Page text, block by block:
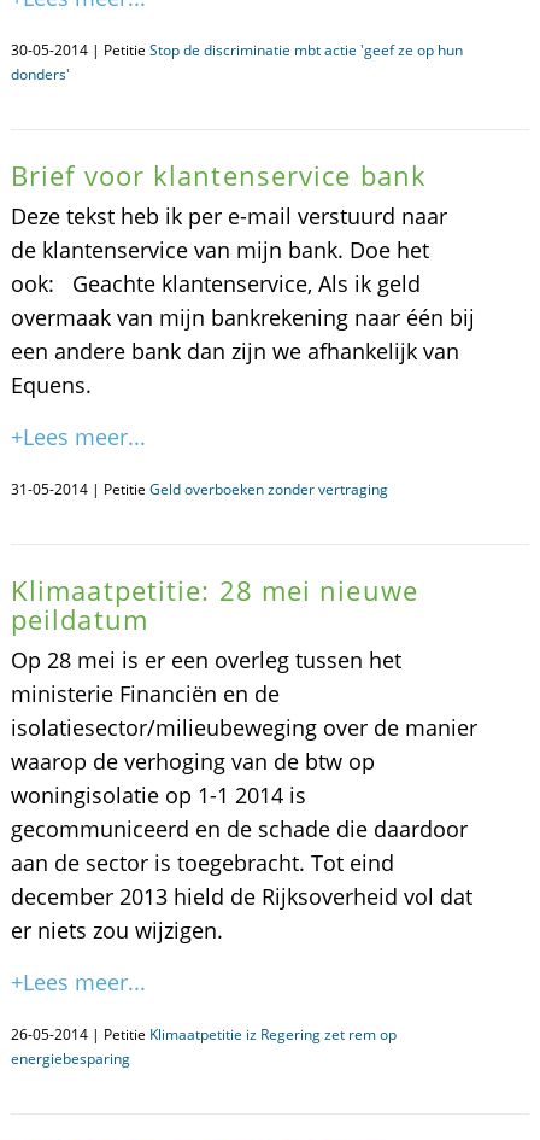
30-05-2014 | Petitie Stop de discriminatie mbt actie 'geef ze op hun
donders'
Brief voor klantenservice bank
Deze tekst heb ik per e-mail verstuurd naar
de klantenservice van mijn bank. Doe het
ook: Geachte klantenservice, Als ik geld
overmaak van mijn bankrekening naar één bij
een andere bank dan zijn we afhankelijk van
Equens.
+Lees meer...
31-05-2014 | Petitie Geld overboeken zonder vertraging
Klimaatpetitie: 28 mei nieuwe
peildatum
Op 28 mei is er een overleg tussen het
ministerie Financiën en de
isolatiesector/milieubeweging over de manier
waarop de verhoging van de btw op
woningisolatie op 1-1 2014 is
gecommuniceerd en de schade die daardoor
aan de sector is toegebracht. Tot eind
december 2013 hield de Rijksoverheid vol dat
er niets zou wijzigen.
+Lees meer...
26-05-2014 | Petitie Klimaatpetitie iz Regering zet rem op
energiebesparing